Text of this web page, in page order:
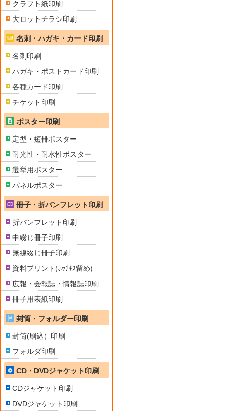
クラフト紙印刷
大ロットチラシ印刷
名刺・ハガキ・カード印刷
名刺印刷
ハガキ・ポストカード印刷
各種カード印刷
チケット印刷
ポスター印刷
定型・短冊ポスター
耐光性・耐水性ポスター
選挙用ポスター
パネルポスター
冊子・折パンフレット印刷
折パンフレット印刷
中綴じ冊子印刷
無線綴じ冊子印刷
資料プリント(ﾎｯﾁｷｽ留め)
広報・会報誌・情報誌印刷
冊子用表紙印刷
封筒・フォルダー印刷
封筒(刷込）印刷
フォルダ印刷
CD・DVDジャケット印刷
CDジャケット印刷
DVDジャケット印刷